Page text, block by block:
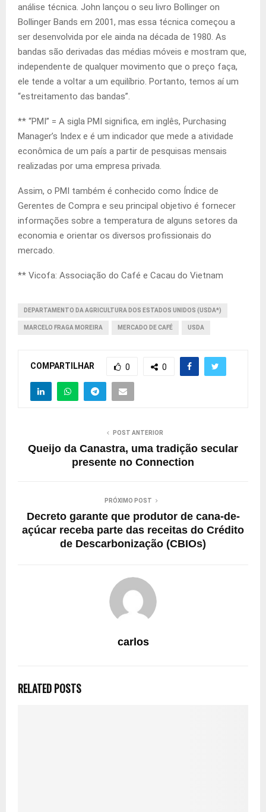
análise técnica. John lançou o seu livro Bollinger on
Bollinger Bands em 2001, mas essa técnica começou a
ser desenvolvida por ele ainda na década de 1980. As
bandas são derivadas das médias móveis e mostram que,
independente de qualquer movimento que o preço faça,
ele tende a voltar a um equilíbrio. Portanto, temos aí um
“estreitamento das bandas”.
** “PMI” = A sigla PMI significa, em inglês, Purchasing
Manager’s Index e é um indicador que mede a atividade
econômica de um país a partir de pesquisas mensais
realizadas por uma empresa privada.
Assim, o PMI também é conhecido como Índice de
Gerentes de Compra e seu principal objetivo é fornecer
informações sobre a temperatura de alguns setores da
economia e orientar os diversos profissionais do
mercado.
** Vicofa: Associação do Café e Cacau do Vietnam
DEPARTAMENTO DA AGRICULTURA DOS ESTADOS UNIDOS (USDA*)
MARCELO FRAGA MOREIRA MERCADO DE CAFÉ USDA
COMPARTILHAR 0 0
POST ANTERIOR
Queijo da Canastra, uma tradição secular
presente no Connection
PRÓXIMO POST
Decreto garante que produtor de cana-de-
açúcar receba parte das receitas do Crédito
de Descarbonização (CBIOs)
carlos
RELATED POSTS